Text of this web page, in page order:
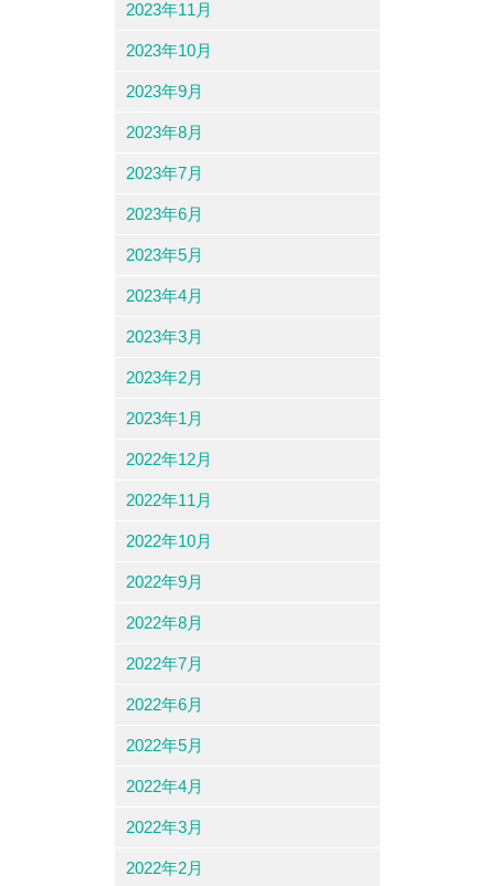
2023年11月
2023年10月
2023年9月
2023年8月
2023年7月
2023年6月
2023年5月
2023年4月
2023年3月
2023年2月
2023年1月
2022年12月
2022年11月
2022年10月
2022年9月
2022年8月
2022年7月
2022年6月
2022年5月
2022年4月
2022年3月
2022年2月